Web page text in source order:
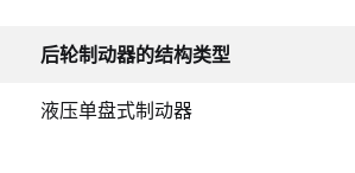
后轮制动器的结构类型
液压单盘式制动器